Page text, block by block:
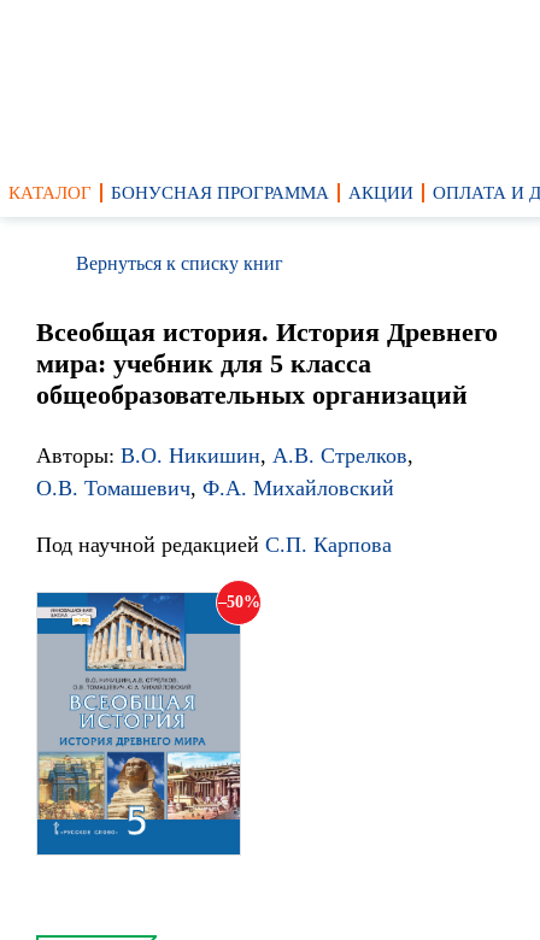
КАТАЛОГ БОНУСНАЯ ПРОГРАММА АКЦИИ ОПЛАТА И
Вернуться к списку книг
Всеобщая история. История Древнего
мира: учебник для 5 класса
общеобразовательных организаций
Авторы: В.О. Никишин, А.В. Стрелков,
О.В. Томашевич, Ф.А. Михайловский
Под научной редакцией С.П. Карпова
50